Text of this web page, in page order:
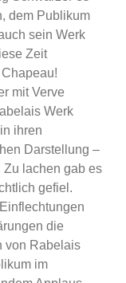
dem Publikum
sein Werk
Zeit
mit Verve
Werk
ihren
Darstellung –
lachen gab es
gefiel.
die
von Rabelais
im